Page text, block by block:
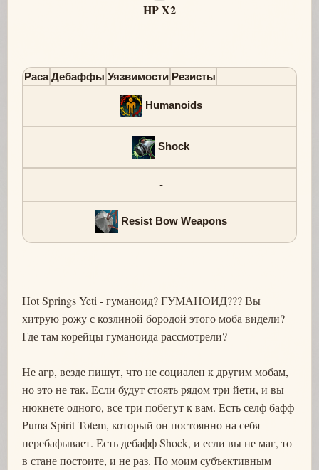
HP X2
Раса Дебаффы Уязвимости Резисты
Humanoids
Shock
-
Resist Bow Weapons
Hot Springs Yeti - гуманоид? ГУМАНОИД??? Вы
хитрую рожу с козлиной бородой этого моба видели?
Где там корейцы гуманоида рассмотрели?
Не агр, везде пишут, что не социален к другим мобам,
но это не так. Если будут стоять рядом три йети, и вы
нюкнете одного, все три побегут к вам. Есть селф бафф
Puma Spirit Totem, который он постоянно на себя
перебафывает. Есть дебафф Shock, и если вы не маг, то
в стане постоите, и не раз. По моим субъективным